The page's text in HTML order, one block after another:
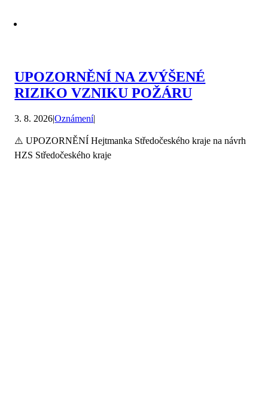
UPOZORNĚNÍ NA ZVÝŠENÉ
RIZIKO VZNIKU POŽÁRU
3. 8. 2026|Oznámení|
⚠️ UPOZORNĚNÍ Hejtmanka Středočeského kraje na návrh
HZS Středočeského kraje